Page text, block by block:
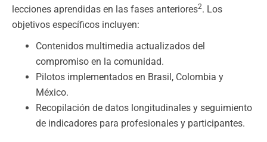
lecciones aprendidas en las fases anteriores2. Los
objetivos específicos incluyen:
Contenidos multimedia actualizados del
compromiso en la comunidad.
Pilotos implementados en Brasil, Colombia y
México.
Recopilación de datos longitudinales y seguimiento
de indicadores para profesionales y participantes.